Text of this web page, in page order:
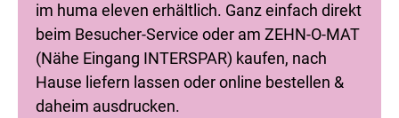
im huma eleven erhältlich. Ganz einfach direkt
beim Besucher-Service oder am ZEHN-O-MAT
(Nähe Eingang INTERSPAR) kaufen, nach
Hause liefern lassen oder online bestellen &
daheim ausdrucken.